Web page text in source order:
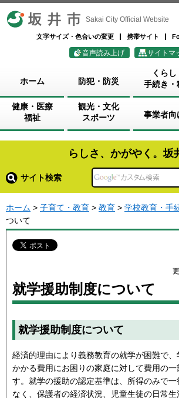
坂井市 Sakai City Official Website
文字サイズ・色合いの変更 携帯サイト
音声読み上げ サイトマ
ホーム 防犯・防災
くらし
手続き・
健康・医療
福祉
観光・文化
スポーツ
事業者向
らしさ、かがやく。坂
サイト検索
ホーム > 子育て・教育 > 教育 > 学校教育・手
ついて
就学援助制度について
就学援助制度について
経済的理由により義務教育の就学が困難で、
かかる費用にお困りの家庭に対して費用の一
す。就学の援助の認定基準は、所得のみで
なく、保護者の経済状況、児童生徒の日常